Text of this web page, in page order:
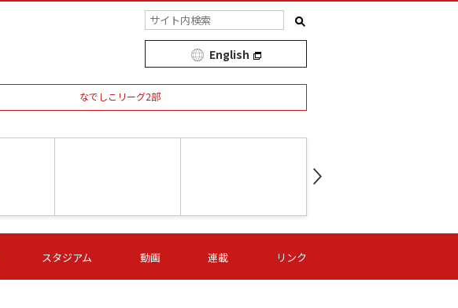
English
なでしこリーグ2部
第16節 09/06 (日) 15:00
-
第16節 09/06 (日) 15:00
- -
スタジアム 動画 連載 リンク